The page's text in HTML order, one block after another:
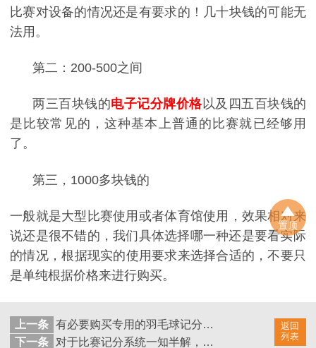
比赛对设备的情况还是有要求的！几十块钱的可能无
法用。
第二：‍‍200-500之间
两三百块钱的电子记分牌价格以及四五百块钱的
是比较常见的，这种基本上普通的比赛就已经够用
了。
第三，1000多块钱的
一般就是大型比赛使用或者体育馆使用，效果相对来
说还是很不错的，‍‍我们具体选择哪一种还是要看实际
的情况， ‍‍根据现实的使用‍‍要求来选择合适的，不要只
是单纯根据价格来进行购买。
返回
列表
上一条
有必要购买专用的羽毛球记分牌么？价格如何？
下一条
对于比赛记分系统‍‍一知半解，如何采购合适的计分设备？
置顶